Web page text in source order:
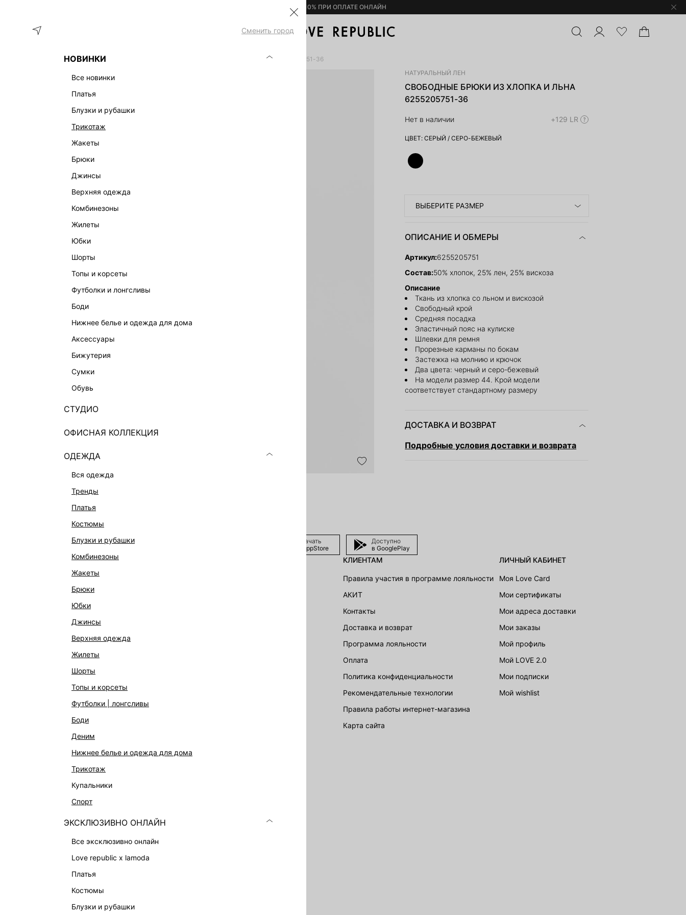
– 10% ПРИ ОПЛАТЕ ОНЛАЙН
Сменить город
НОВИНКИ
все новинки
платья
блузки и рубашки
трикотаж
жакеты
брюки
джинсы
верхняя одежда
комбинезоны
жилеты
юбки
шорты
топы и корсеты
футболки и лонгсливы
боди
нижнее белье и одежда для дома
аксессуары
бижутерия
сумки
обувь
СТУДИО
ОФИСНАЯ КОЛЛЕКЦИЯ
ОДЕЖДА
вся одежда
тренды
платья
костюмы
блузки и рубашки
комбинезоны
жакеты
брюки
юбки
джинсы
верхняя одежда
жилеты
шорты
топы и корсеты
футболки | лонгсливы
боди
деним
нижнее белье и одежда для дома
трикотаж
купальники
спорт
ЭКСКЛЮЗИВНО ОНЛАЙН
все эксклюзивно онлайн
love republic x lamoda
платья
костюмы
блузки и рубашки
ОДЕЖДА
СВОБОДНЫЕ БРЮКИ ИЗ ХЛОПКА И ЛЬНА 6255205751-36
НАТУРАЛЬНЫЙ ЛЕН
СВОБОДНЫЕ БРЮКИ ИЗ ХЛОПКА И ЛЬНА
6255205751-36
Нет в наличии +129 LR
ЦВЕТ:СЕРЫЙ /СЕРО-БЕЖЕВЫЙ
ВЫБЕРИТЕ РАЗМЕР
ОПИСАНИЕ И ОБМЕРЫ
Артикул:6255205751
Состав:50% хлопок, 25% лен, 25% вискоза
Описание
Ткань из хлопка со льном и вискозой
Свободный крой
Средняя посадка
Эластичный пояс на кулиске
Шлевки для ремня
Прорезные карманы по бокам
Застежка на молнию и крючок
Два цвета: черный и серо-бежевый
На модели размер 44. Крой модели
соответствует стандартному размеру
ДОСТАВКА И ВОЗВРАТ
Подробные условия доставки и возврата
Скачать
в AppStore
Доступно
в GooglePlay
ОФИСНАЯ КОЛЛЕКЦИЯ
ЭКСКЛЮЗИВНО ОНЛАЙН
АКСЕССУАРЫ И УКРАШЕНИЯ
ФИНАЛЬНАЯ РАСПРОДАЖА
ПОДАРОЧНЫЕ СЕРТИФИКАТЫ
БАЛЬЗАМЫ-ТИНТЫ
ЛИМИТИРОВАННЫЕ КОЛЛЕКЦИИ
КАПСУЛЬНЫЙ ГАРДЕРОБ
БОХО-ШИК
В ОТТЕНКАХ СЕРОГО
LOVE REPUBLIC MAISON
ДАЙДЖЕСТ
КЛИЕНТАМ
Правила участия в программе лояльности
АКИТ
Контакты
Доставка и возврат
Программа лояльности
Оплата
Политика конфиденциальности
Рекомендательные технологии
Правила работы интернет-магазина
карта сайта
ЛИЧНЫЙ КАБИНЕТ
Моя Love Card
Мои сертификаты
Мои адреса доставки
Мои заказы
Мой профиль
Мой LOVE 2.0
Мои подписки
Мой wishlist